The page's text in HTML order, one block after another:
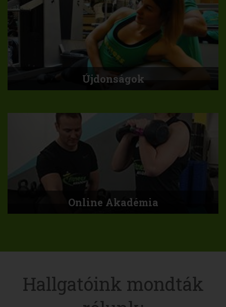
Újdonságok
Online Akadémia
Hallgatóink mondták